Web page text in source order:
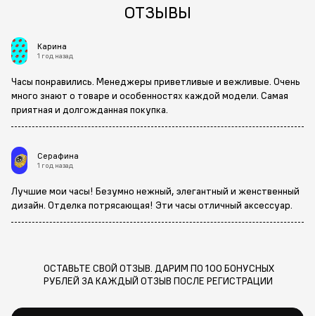
ОТЗЫВЫ
Карина
1 год назад
Часы понравились. Менеджеры приветливые и вежливые. Очень
много знают о товаре и особенностях каждой модели. Самая
приятная и долгожданная покупка.
Серафина
1 год назад
Лучшие мои часы! Безумно нежный, элегантный и женственный
дизайн. Отделка потрясающая! Эти часы отличный аксессуар.
ОСТАВЬТЕ СВОЙ ОТЗЫВ. ДАРИМ ПО 100 БОНУСНЫХ
РУБЛЕЙ ЗА КАЖДЫЙ ОТЗЫВ ПОСЛЕ РЕГИСТРАЦИИ